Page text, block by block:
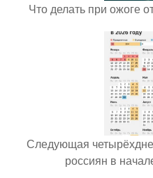
Что делать при ожоге
Следующая
россиян в